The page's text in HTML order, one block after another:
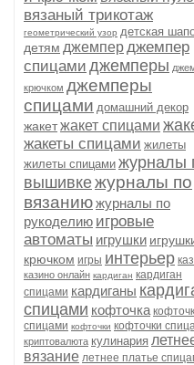
вязаный трикотаж
геометрический узор детская
детям джемперджемпер
спицами джемперы
крючком джемперы
спицами домашний декор
жакетжакет спицами
жакеты спицами жилеты
жилеты спицами журналы
вышивкежурналы по
вязаниюжурналы по
рукоделию игровые
автоматы игрушки
крючком игры интерьер
казино онлайн кардиган кардиган
спицами кардиганы
спицами кофточка
спицами кофточки кофточки
криптовалюта кулинария
вязание летнее платье